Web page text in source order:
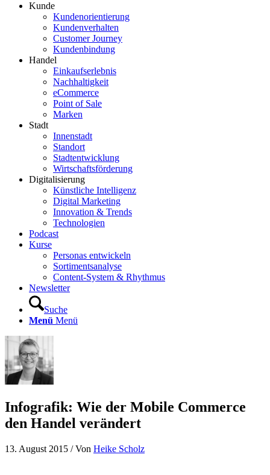
Kunde
Kundenorientierung
Kundenverhalten
Customer Journey
Kundenbindung
Handel
Einkaufserlebnis
Nachhaltigkeit
eCommerce
Point of Sale
Marken
Stadt
Innenstadt
Standort
Stadtentwicklung
Wirtschaftsförderung
Digitalisierung
Künstliche Intelligenz
Digital Marketing
Innovation & Trends
Technologien
Podcast
Kurse
Personas entwickeln
Sortimentsanalyse
Content-System & Rhythmus
Newsletter
Suche
Menü Menü
Infografik: Wie der Mobile Commerce
den Handel verändert
13. August 2015 / Von Heike Scholz